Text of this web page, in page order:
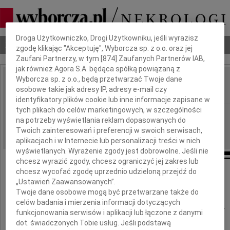
Nekrologi Odeszli Poradnik pogrzebowy
IMIĘ I NAZWISKO: Małgorzata Kozłowska
REGION: Łódź
DATA EMISJI: 21.04.2010
21 kwietnia mija drugi rok
Małgosi Kozłowskiej
Dbamy o Twoją prywatność
Droga Użytkowniczko, Drogi Użytkowniku, jeśli wyrazisz
zgodę klikając "Akceptuję", Wyborcza sp. z o.o. oraz jej
Zaufani Partnerzy, w tym [874 ] Zaufanych Partnerów IAB,
jak również Agora S.A. będąca spółką powiązaną z
Wyborcza sp. z o.o., będą przetwarzać Twoje dane
osobowe takie jak adresy IP, adresy e-mail czy
identyfikatory plików cookie lub inne informacje zapisane w
tych plikach do celów marketingowych, w szczególności
na potrzeby wyświetlania reklam dopasowanych do
Twoich zainteresowań i preferencji w swoich serwisach,
aplikacjach i w Internecie lub personalizacji treści w nich
wyświetlanych. Wyrażenie zgody jest dobrowolne. Jeśli nie
chcesz wyrazić zgody, chcesz ograniczyć jej zakres lub
chcesz wycofać zgodę uprzednio udzieloną przejdź do
„Ustawień Zaawansowanych”.
Twoje dane osobowe mogą być przetwarzane także do
celów badania i mierzenia informacji dotyczących
funkcjonowania serwisów i aplikacji lub łączone z danymi
dot. świadczonych Tobie usług. Jeśli podstawą